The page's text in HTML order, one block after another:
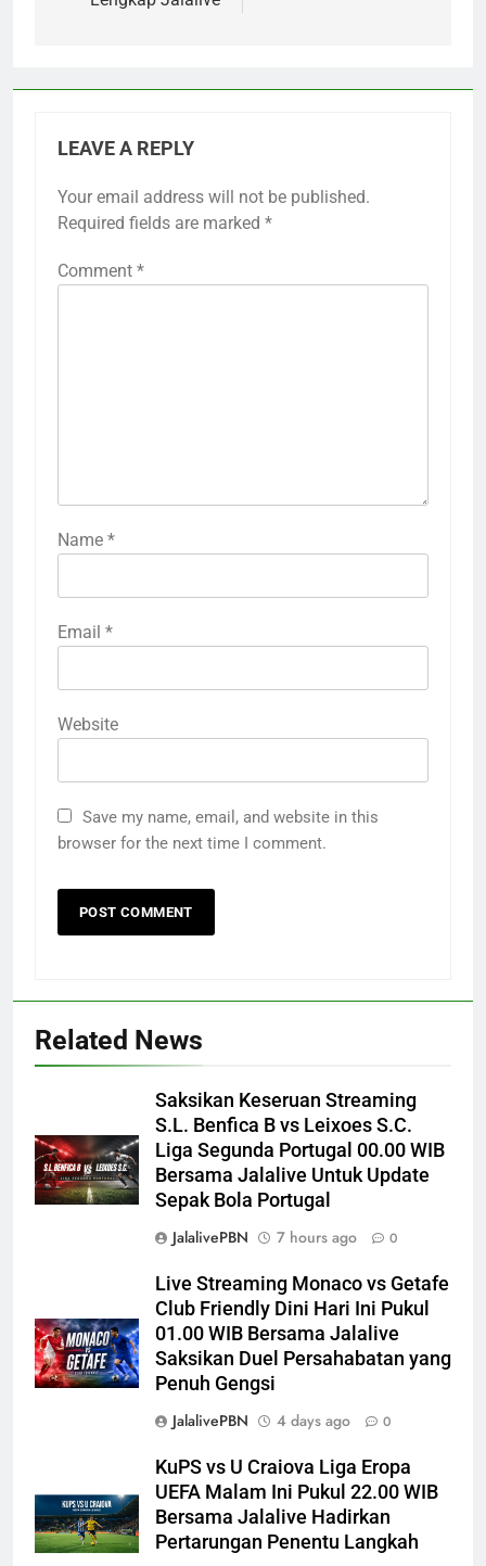
LEAVE A REPLY
Your email address will not be published.
Required fields are marked *
Comment *
Name *
Email *
Website
Save my name, email, and website in this
browser for the next time I comment.
Related News
Saksikan Keseruan Streaming
S.L. Benfica B vs Leixoes S.C.
Liga Segunda Portugal 00.00 WIB
Bersama Jalalive Untuk Update
Sepak Bola Portugal
JalalivePBN
7 hours ago 0
Live Streaming Monaco vs Getafe
Club Friendly Dini Hari Ini Pukul
01.00 WIB Bersama Jalalive
Saksikan Duel Persahabatan yang
Penuh Gengsi
JalalivePBN
4 days ago 0
KuPS vs U Craiova Liga Eropa
UEFA Malam Ini Pukul 22.00 WIB
Bersama Jalalive Hadirkan
Pertarungan Penentu Langkah